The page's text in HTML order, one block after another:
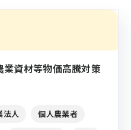
資材等物価高騰対策
法人
個人農業者